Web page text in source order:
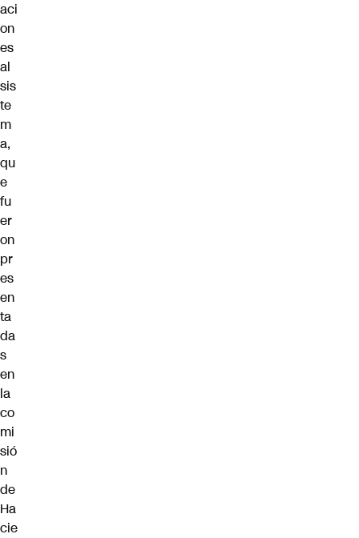
aci
on
es
al
sis
te
m
a,
qu
e
fu
er
on
pr
es
en
ta
da
s
en
la
co
mi
sió
n
de
Ha
cie